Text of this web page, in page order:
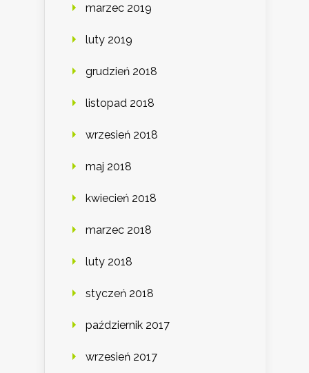
marzec 2019
luty 2019
grudzień 2018
listopad 2018
wrzesień 2018
maj 2018
kwiecień 2018
marzec 2018
luty 2018
styczeń 2018
październik 2017
wrzesień 2017